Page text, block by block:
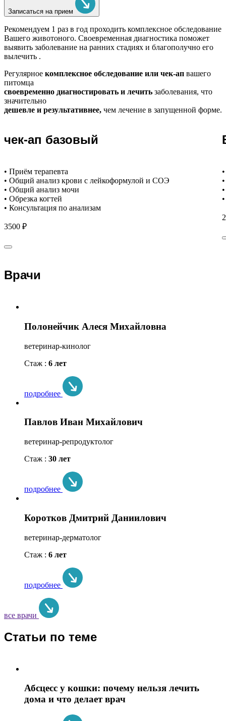
Записаться на прием
Рекомендуем 1 раз в год проходить комплексное обследование
Вашего животоного. Своевременная диагностика поможет
выявить заболевание на ранних стадиях и благополучно его
вылечить .
Регулярное комплексное обследование или чек-ап вашего
питомца
своевременно диагностировать и лечить заболевания, что
значительно
дешевле и результативнее, чем лечение в запущенной форме.
чек-ап базовый
• Приём терапевта
• Общий анализ крови с лейкоформулой и СОЭ
• Общий анализ мочи
• Обрезка когтей
• Консультация по анализам
3500 ₽
Врачи
Полонейчик Алеся Михайловна
ветеринар-кинолог
Стаж : 6 лет
подробнее
Павлов Иван Михайлович
ветеринар-репродуктолог
Стаж : 30 лет
подробнее
Коротков Дмитрий Даниилович
ветеринар-дерматолог
Стаж : 6 лет
подробнее
все врачи
Статьи по теме
Абсцесс у кошки: почему нельзя лечить
дома и что делает врач